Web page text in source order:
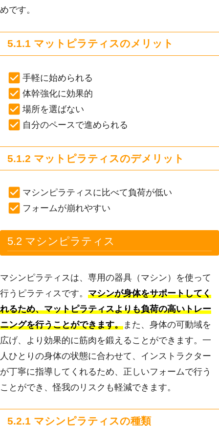
めです。
5.1.1 マットピラティスのメリット
手軽に始められる
体幹強化に効果的
場所を選ばない
自分のペースで進められる
5.1.2 マットピラティスのデメリット
マシンピラティスに比べて負荷が低い
フォームが崩れやすい
5.2 マシンピラティス
マシンピラティスは、専用の器具（マシン）を使って
行うピラティスです。 マシンが身体をサポートしてく
れるため、マットピラティスよりも負荷の高いトレー
ニングを行うことができます。 また、身体の可動域を
広げ、より効果的に筋肉を鍛えることができます。一
人ひとりの身体の状態に合わせて、インストラクター
が丁寧に指導してくれるため、正しいフォームで行う
ことができ、怪我のリスクも軽減できます。
5.2.1 マシンピラティスの種類